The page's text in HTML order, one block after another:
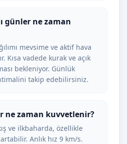
günler ne zaman
mevsime ve aktif hava
Kısa vadede kurak ve açık
bekleniyor. Günlük
takip edebilirsiniz.
ne zaman kuvvetlenir?
ve ilkbaharda, özellikle
Anlık hız 9 km/s.